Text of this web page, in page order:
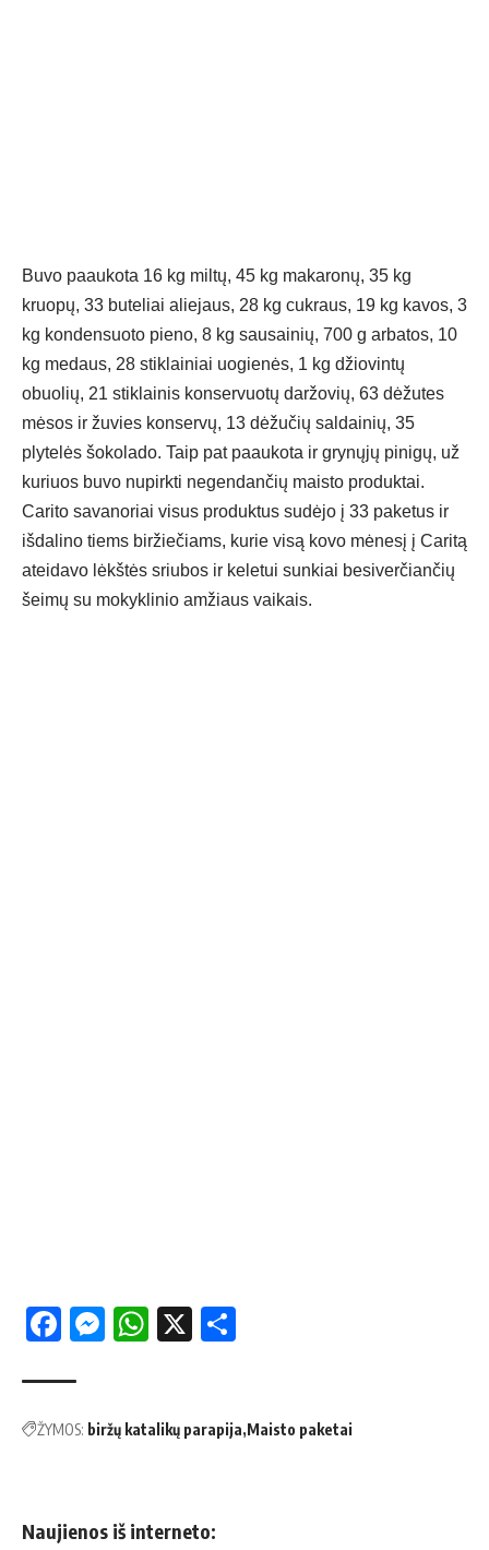
Buvo paaukota 16 kg miltų, 45 kg makaronų, 35 kg
kruopų, 33 buteliai aliejaus, 28 kg cukraus, 19 kg kavos, 3
kg kondensuoto pieno, 8 kg sausainių, 700 g arbatos, 10
kg medaus, 28 stiklainiai uogienės, 1 kg džiovintų
obuolių, 21 stiklainis konservuotų daržovių, 63 dėžutes
mėsos ir žuvies konservų, 13 dėžučių saldainių, 35
plytelės šokolado. Taip pat paaukota ir grynųjų pinigų, už
kuriuos buvo nupirkti negendančių maisto produktai.
Carito savanoriai visus produktus sudėjo į 33 paketus ir
išdalino tiems biržiečiams, kurie visą kovo mėnesį į Caritą
ateidavo lėkštės sriubos ir keletui sunkiai besiverčiančių
šeimų su mokyklinio amžiaus vaikais.
Facebook
Messenger
WhatsApp
X
ŽYMOS: biržų katalikų parapija Maisto paketai
Naujienos iš interneto: